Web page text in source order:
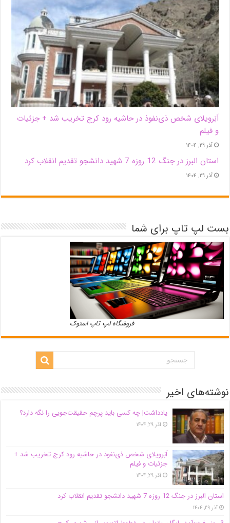
اَبَر‌ویلای شخص ذی‌نفوذ در حاشیه‌ رود کرج تخریب شد + جزئیات
و فیلم
آذر ۲۹, ۱۴۰۴
استان البرز در جنگ 12 روزه 7 شهید دانشجو تقدیم انقلاب کرد
آذر ۲۹, ۱۴۰۴
بست لپ تاپ برای شما
فروشگاه لپ تاپ استوک
نوشته‌های اخیر
یادداشت| ‌چه کسی باید پرچم حقیقت‌جویی را نگه دارد؟
آذر ۲۹, ۱۴۰۴
اَبَر‌ویلای شخص ذی‌نفوذ در حاشیه‌ رود کرج تخریب شد +
جزئیات و فیلم
آذر ۲۹, ۱۴۰۴
استان البرز در جنگ 12 روزه 7 شهید دانشجو تقدیم انقلاب کرد
آذر ۲۹, ۱۴۰۴